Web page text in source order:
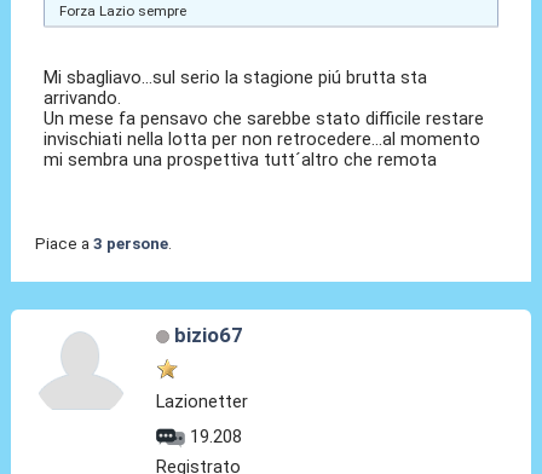
Forza Lazio sempre
Mi sbagliavo...sul serio la stagione piú brutta sta
arrivando.
Un mese fa pensavo che sarebbe stato difficile restare
invischiati nella lotta per non retrocedere...al momento
mi sembra una prospettiva tutt´altro che remota
Piace a 3 persone.
bizio67
Lazionetter
19.208
Registrato